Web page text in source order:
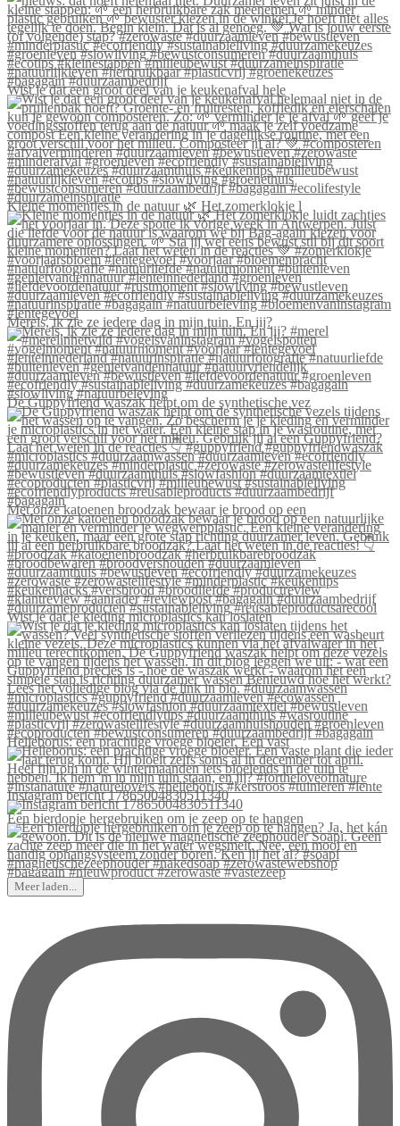
Wist je dat een groot deel van je keukenafval hele
Kleine momentjes in de natuur 🌿 Het zomerklokje l
Merels, ik zie ze iedere dag in mijn tuin. En jij?
De Guppyfriend waszak helpt om de synthetische vez
Met onze katoenen broodzak bewaar je brood op een
Wist je dat je kleding microplastics kan loslaten
Helleborus: een prachtige vroege bloeier. Een vast
Instagram bericht 17865004830511340
Een bierdopje hergebruiken om je zeep op te hangen
Meer laden...